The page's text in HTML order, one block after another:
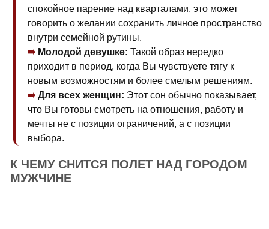
спокойное парение над кварталами, это может
говорить о желании сохранить личное пространство
внутри семейной рутины.
Молодой девушке: Такой образ нередко
приходит в период, когда Вы чувствуете тягу к
новым возможностям и более смелым решениям.
Для всех женщин: Этот сон обычно показывает,
что Вы готовы смотреть на отношения, работу и
мечты не с позиции ограничений, а с позиции
выбора.
К ЧЕМУ СНИТСЯ ПОЛЕТ НАД ГОРОДОМ
МУЖЧИНЕ